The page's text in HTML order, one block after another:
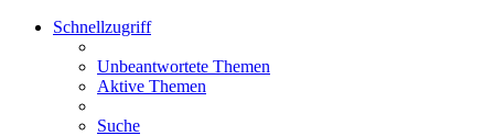
Schnellzugriff
Unbeantwortete Themen
Aktive Themen
Suche